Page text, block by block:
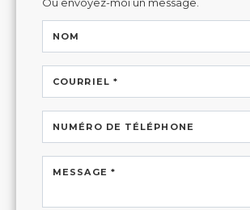
NOM
COURRIEL *
NUMÉRO DE TÉLÉPHONE
MESSAGE *